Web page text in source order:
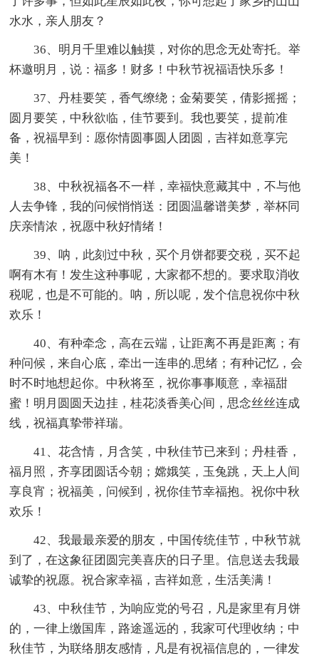
水水，亲人朋友？
36、明月千里难以触摸，对你的思念无处寄托。举
杯邀明月，说：福多！财多！中秋节祝福语快乐多！
37、丹桂要笑，香气缭绕；金菊要笑，倩影摇摇；
圆月要笑，中秋欲临，佳节要到。我也要笑，提前准
备，祝福早到：愿你情圆事圆人团圆，吉祥如意享完
美！
38、中秋祝福各不一样，幸福快意藏其中，不与他
人去争锋，我的问候悄悄送：团圆温馨谱美梦，举杯同
庆亲情浓，祝愿中秋好情绪！
39、呐，此刻过中秋，买个月饼都要交税，买不起
啊有木有！发生这种事呢，大家都不想的。要求取消收
税呢，也是不可能的。呐，所以呢，发个信息祝你中秋
欢乐！
40、有种牵念，高在云端，让距离不再是距离；有
种问候，来自心底，牵出一连串的.思绪；有种记忆，会
时不时地想起你。中秋将至，祝你事事顺意，幸福甜
蜜！明月圆圆天边挂，桂花淡香美心间，思念丝丝连成
线，祝福真挚带祥瑞。
41、花含情，月含笑，中秋佳节已来到；丹桂香，
福月照，齐享团圆话今朝；嫦娥笑，玉兔跳，天上人间
享良宵；祝福美，问候到，祝你佳节幸福抱。祝你中秋
欢乐！
42、我最最亲爱的朋友，中国传统佳节，中秋节就
到了，在这象征团圆完美喜庆的日子里。信息送去我最
诚挚的祝愿。祝合家幸福，吉祥如意，生活美满！
43、中秋佳节，为响应党的号召，凡是家里有月饼
的，一律上缴国库，路途遥远的，我家可代理收纳；中
秋佳节，为联络朋友感情，凡是有祝福信息的，一律发